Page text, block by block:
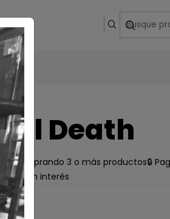
Death
comprando 3 o más productos🔒
sin interés